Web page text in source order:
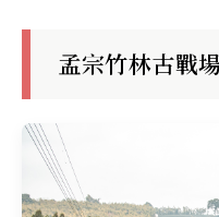
孟宗竹林古戰